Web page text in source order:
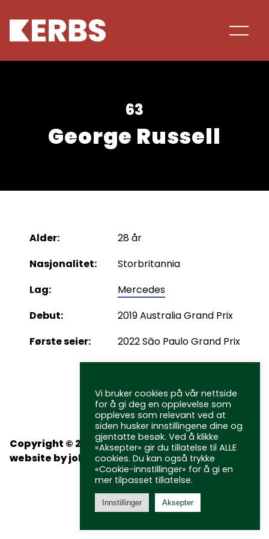
63
George Russell
Alder:
28 år
Nasjonalitet:
Storbritannia
Lag:
Mercedes
Debut:
2019 Australia Grand Prix
Første seier:
2022 Sāo Paulo Grand Prix
Vi bruker cookies på vår nettside
for å gi deg en opplevelse som
oppleves som relevant ved at
siden husker innstillingene dine og
gjentatte besøk. Ved å klikke
«Aksepter» gir du tillatelse til ALLE
cookies. Du kan også trykke
«Cookie-innstillinger» for å gi en
mer tilpasset tillatelse.
Innstillinger Aksepter
Copyright © 2026 //
website byjohn-h
Personvernerklæring